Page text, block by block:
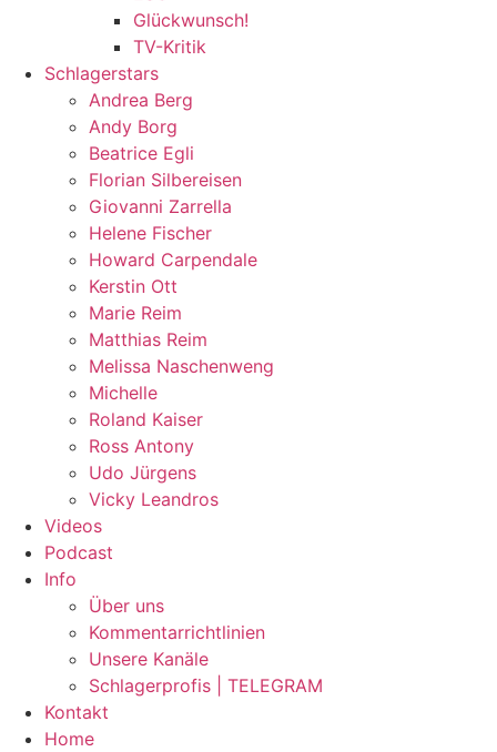
Glückwunsch!
TV-Kritik
Schlagerstars
Andrea Berg
Andy Borg
Beatrice Egli
Florian Silbereisen
Giovanni Zarrella
Helene Fischer
Howard Carpendale
Kerstin Ott
Marie Reim
Matthias Reim
Melissa Naschenweng
Michelle
Roland Kaiser
Ross Antony
Udo Jürgens
Vicky Leandros
Videos
Podcast
Info
Über uns
Kommentarrichtlinien
Unsere Kanäle
Schlagerprofis | TELEGRAM
Kontakt
Home